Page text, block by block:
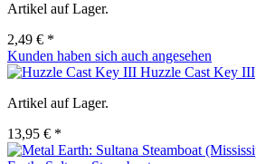
Artikel auf Lager.
2,49 € *
Kunden haben sich auch angesehen
Huzzle Cast Key III
Artikel auf Lager.
13,95 € *